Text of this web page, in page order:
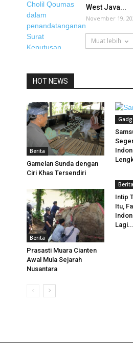
West Java...
November 19,
Muat lebih
HOT NEWS
Berita
Gamelan Sunda dengan
Ciri Khas Tersendiri
Berita
Prasasti Muara Cianten
Awal Mula Sejarah
Nusantara
Berita
Intip
Itu,
Lagi...